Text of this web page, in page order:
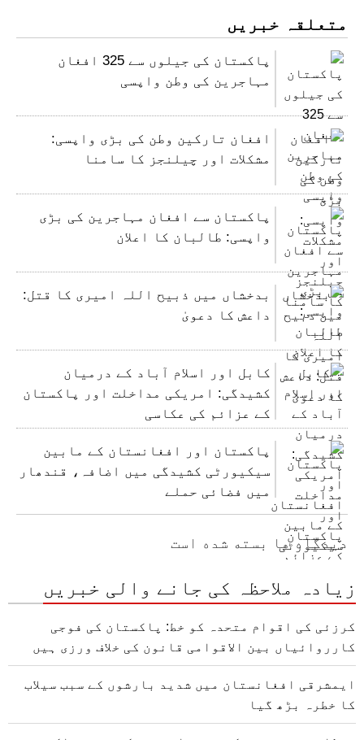
متعلقہ خبریں
پاکستان کی جیلوں سے 325 افغان
مہاجرین کی وطن واپسی
افغان تارکین وطن کی بڑی واپسی:
مشکلات اور چیلنجز کا سامنا
پاکستان سے افغان مہاجرین کی بڑی
واپسی: طالبان کا اعلان
بدخشاں میں ذبیح اللہ امیری کا قتل:
داعش کا دعویٰ
کابل اور اسلام آباد کے درمیان
کشیدگی: امریکی مداخلت اور پاکستان
کے عزائم کی عکاسی
پاکستان اور افغانستان کے مابین
سیکیورٹی کشیدگی میں اضافہ، قندھار
میں فضائی حملے
دیدگاه ها بسته شده است
زیادہ ملاحظہ کی جانے والی خبریں
کرزئی کی اقوام متحدہ کو خط: پاکستان کی فوجی
کارروائیاں بین الاقوامی قانون کی خلاف ورزی ہیں
ایمشرقی افغانستان میں شدید بارشوں کے سبب سیلاب
کا خطرہ بڑھ گیا